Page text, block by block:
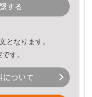
する
となります。
す。
ついて